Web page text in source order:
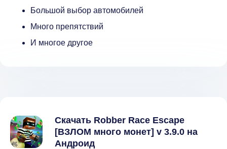
Большой выбор автомобилей
Много препятствий
И многое другое
Скачать Robber Race Escape
[ВЗЛОМ много монет] v 3.9.0 на
Андроид